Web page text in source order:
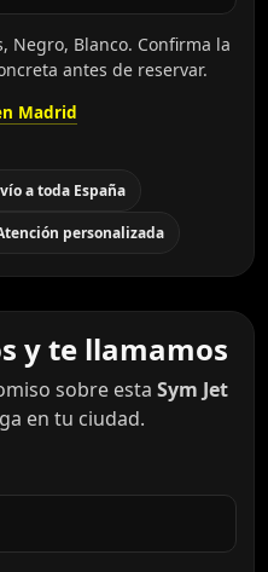
Negro, Blanco. Confirma la
antes de reservar.
Madrid
a toda España
personalizada
y te llamamos
sobre esta Sym Jet
en tu ciudad.